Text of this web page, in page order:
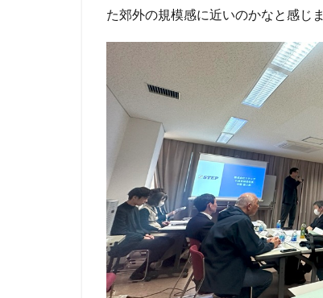
た郊外の規模感に近いのかなと感じま